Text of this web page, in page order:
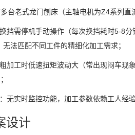
台老式龙门刨床（主轴电机为Z4系列
挡需停机手动操作（每次换挡耗时5-8
法匹配不同工件的精细化加工需求；
加工时低速扭矩波动大（常出现闷车现
无实时监控功能，加工参数依赖工人经
设计